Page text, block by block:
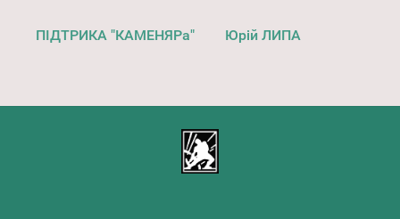
ПІДТРИКА "КАМЕНЯРа" Юрій ЛИПА